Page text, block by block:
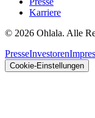
Karriere
© 2026 Ohlala. Alle
PresseInvestoren
Cookie-Einstellungen